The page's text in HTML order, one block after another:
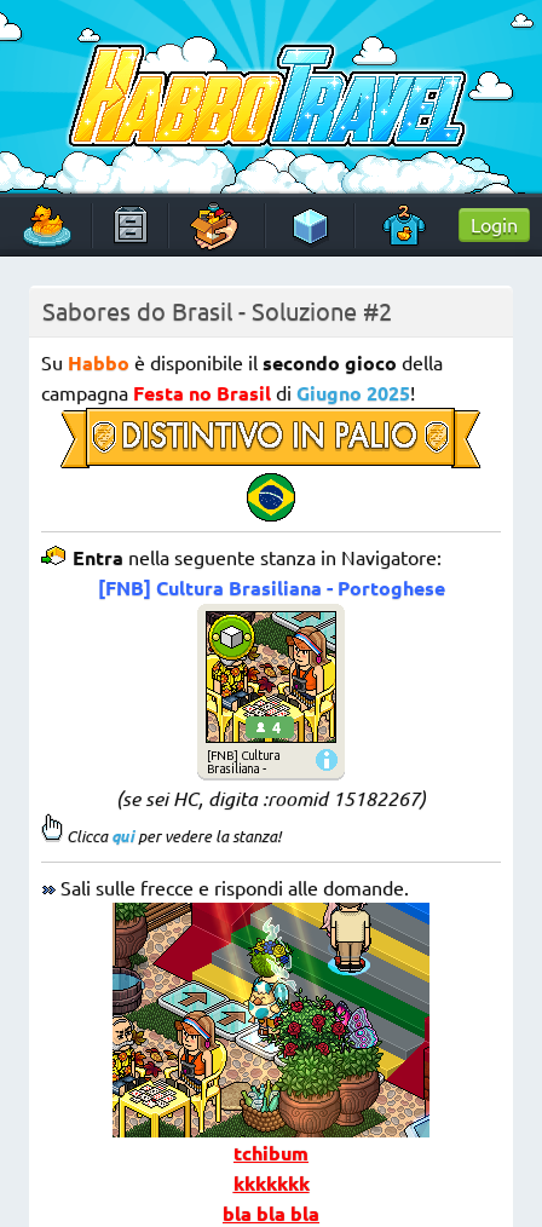
Skip
to
content
HabboTravel
Un viaggio di pixel!
Login
Sabores do Brasil - Soluzione #2
Su Habbo è disponibile il secondo gioco della
campagna Festa no Brasil di Giugno 2025!
Entra nella seguente stanza in Navigatore:
[FNB] Cultura Brasiliana - Portoghese
(se sei HC, digita :roomid 15182267)
Cliccaquiper vedere la stanza!
Sali sulle frecce e rispondi alle domande.
tchibum
kkkkkkk
bla bla bla